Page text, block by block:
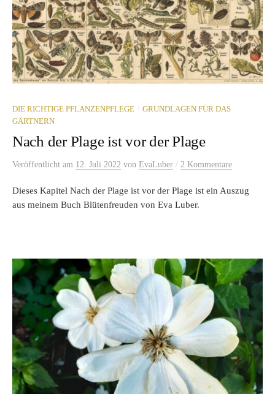
DIE RICHTIGE PFLANZENPFLEGE / GRUNDLAGEN FÜR DAS
GÄRTNERN
Nach der Plage ist vor der Plage
Veröffentlicht am 12. Juli 2022 von EvaLuber / 2 Kommentare
Dieses Kapitel Nach der Plage ist vor der Plage ist ein Auszug
aus meinem Buch Blütenfreuden von Eva Luber.